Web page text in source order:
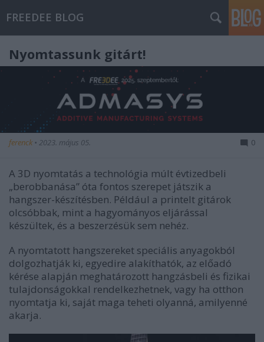
FREEDEE BLOG
Nyomtassunk gitárt!
ferenck • 2023. május 05. 0
A 3D nyomtatás a technológia múlt évtizedbeli
„berobbanása” óta fontos szerepet játszik a
hangszer-készítésben. Például a printelt gitárok
olcsóbbak, mint a hagyományos eljárással
készültek, és a beszerzésük sem nehéz.
A nyomtatott hangszereket speciális anyagokból
dolgozhatják ki, egyedire alakíthatók, az előadó
kérése alapján meghatározott hangzásbeli és fizikai
tulajdonságokkal rendelkezhetnek, vagy ha otthon
nyomtatja ki, saját maga teheti olyanná, amilyenné
akarja.